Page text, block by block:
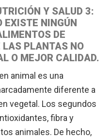
Y SALUD 3:
EXISTE NINGÚN
DE
LAS PLANTAS NO
O MEJOR CALIDAD.
animal es una
diferente a
vegetal. Los segundos
fibra y
animales. De hecho,